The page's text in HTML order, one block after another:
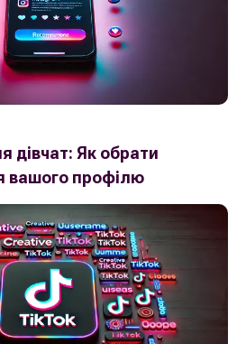
дівчат: Як обрати
вашого профілю